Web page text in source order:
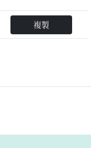
複製